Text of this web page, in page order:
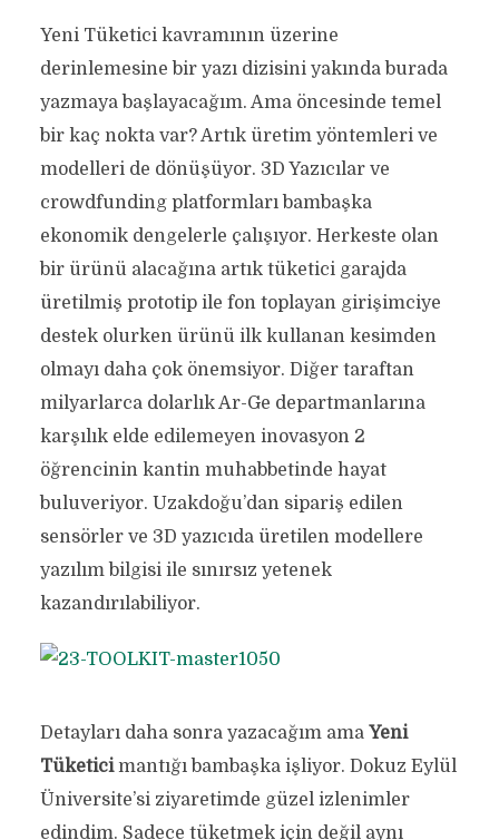
Yeni Tüketici kavramının üzerine
derinlemesine bir yazı dizisini yakında burada
yazmaya başlayacağım. Ama öncesinde temel
bir kaç nokta var? Artık üretim yöntemleri ve
modelleri de dönüşüyor. 3D Yazıcılar ve
crowdfunding platformları bambaşka
ekonomik dengelerle çalışıyor. Herkeste olan
bir ürünü alacağına artık tüketici garajda
üretilmiş prototip ile fon toplayan girişimciye
destek olurken ürünü ilk kullanan kesimden
olmayı daha çok önemsiyor. Diğer taraftan
milyarlarca dolarlık Ar-Ge departmanlarına
karşılık elde edilemeyen inovasyon 2
öğrencinin kantin muhabbetinde hayat
buluveriyor. Uzakdoğu’dan sipariş edilen
sensörler ve 3D yazıcıda üretilen modellere
yazılım bilgisi ile sınırsız yetenek
kazandırılabiliyor.
Detayları daha sonra yazacağım ama Yeni
Tüketicimantığı bambaşka işliyor. Dokuz Eylül
Üniversite’si ziyaretimde güzel izlenimler
edindim. Sadece tüketmek için değil aynı